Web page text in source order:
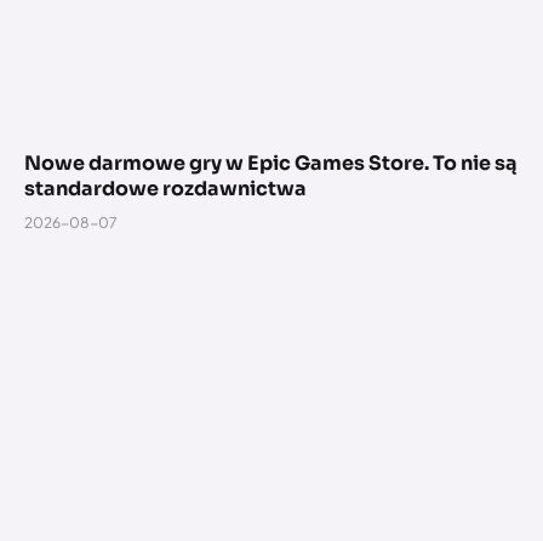
Nowe darmowe gry w Epic Games Store. To nie są
standardowe rozdawnictwa
2026-08-07